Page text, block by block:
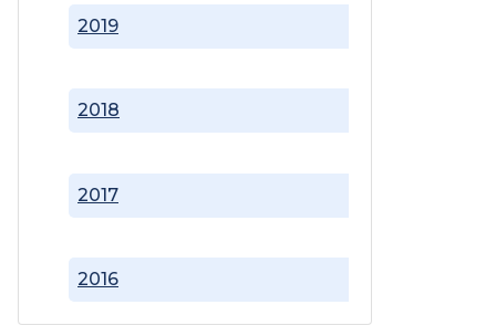
2016
2017
2018
2019